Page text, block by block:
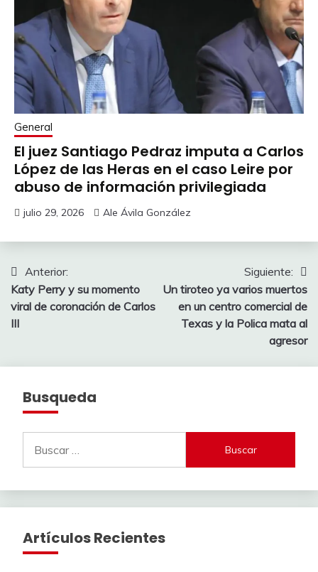
General
El juez Santiago Pedraz imputa a Carlos
López de las Heras en el caso Leire por
abuso de información privilegiada
julio 29, 2026 Ale Ávila González
Navegación
de
entradas
Anterior:
Katy Perry y su momento
viral de coronación de Carlos
III
Siguiente:
Un tiroteo ya varios muertos
en un centro comercial de
Texas y la Polica mata al
agresor
Busqueda
Artículos Recientes